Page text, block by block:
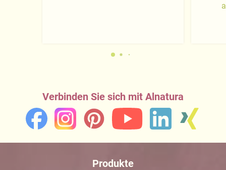
Verbinden Sie sich mit Alnatura
Produkte